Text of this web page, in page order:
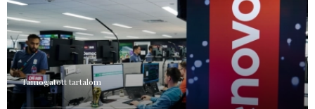
Támogatott tartalom